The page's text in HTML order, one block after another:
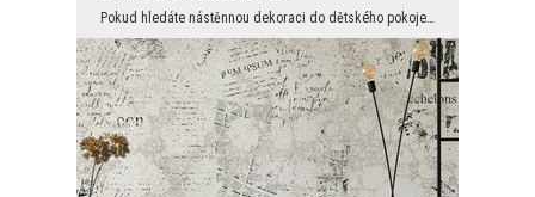
Pokud hledáte nástěnnou dekoraci do dětského pokoje, která vnese do interiéru spoustu radosti a z...